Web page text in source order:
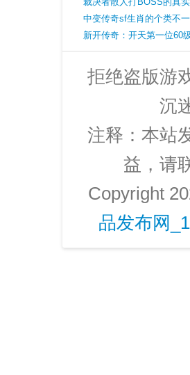
甚么
裁决者散人打BOSS的真
太真实了
中变传奇sf生肖的个类不
属性也不一样
新开传奇：开天第一位60
把服务器最强神兵
拒绝盗版游
沉
注释：本站
益，请
Copyright
品发布网